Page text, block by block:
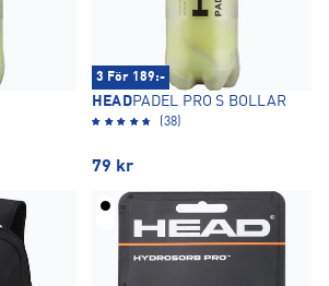
3 För 189:-
HEADPADEL PRO S BOLLAR
(38)
79 kr